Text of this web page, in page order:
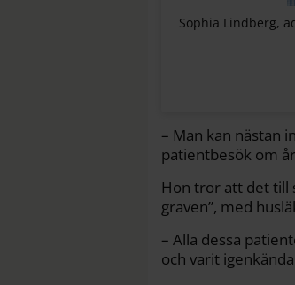
– Man kan nästan
patientbesök om
Hon tror att det till
graven”, med
– Alla dessa
och varit